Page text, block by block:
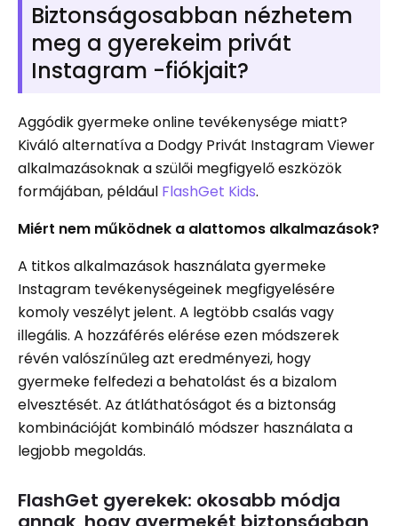
Biztonságosabban nézhetem
meg a gyerekeim privát
Instagram -fiókjait?
Aggódik gyermeke online tevékenysége miatt?
Kiváló alternatíva a Dodgy Privát Instagram Viewer
alkalmazásoknak a szülői megfigyelő eszközök
formájában, például FlashGet Kids.
Miért nem működnek a alattomos alkalmazások?
A titkos alkalmazások használata gyermeke
Instagram tevékenységeinek megfigyelésére
komoly veszélyt jelent. A legtöbb csalás vagy
illegális. A hozzáférés elérése ezen módszerek
révén valószínűleg azt eredményezi, hogy
gyermeke felfedezi a behatolást és a bizalom
elvesztését. Az átláthatóságot és a biztonság
kombinációját kombináló módszer használata a
legjobb megoldás.
FlashGet gyerekek: okosabb módja